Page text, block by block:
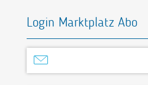
Login Marktplatz Abo